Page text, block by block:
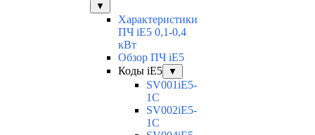
▼
Характеристики
ПЧ iE5 0,1-0,4
кВт
Обзор ПЧ iE5
Коды iE5
▼
SV001iE5-
1C
SV002iE5-
1C